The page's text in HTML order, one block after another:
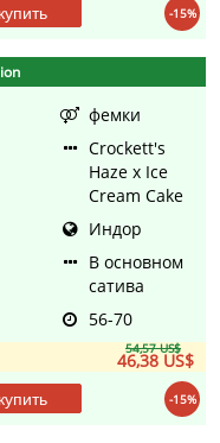
-15%
купить
фемки
Crockett's
Haze x Ice
Cream Cake
Индор
В основном
сатива
56-70
54,57 US$
46,38 US$
-15%
купить